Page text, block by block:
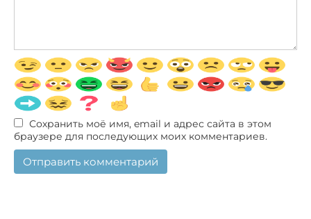
Сохранить моё имя, email и адрес сайта в этом
браузере для последующих моих комментариев.